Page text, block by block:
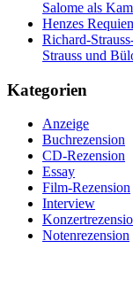
Salome als
Henzes
Richard-
Strauss und
Kategorien
Anzeige
Buchrezension
CD-Rezension
Essay
Film-Rezension
Interview
Notenrezension